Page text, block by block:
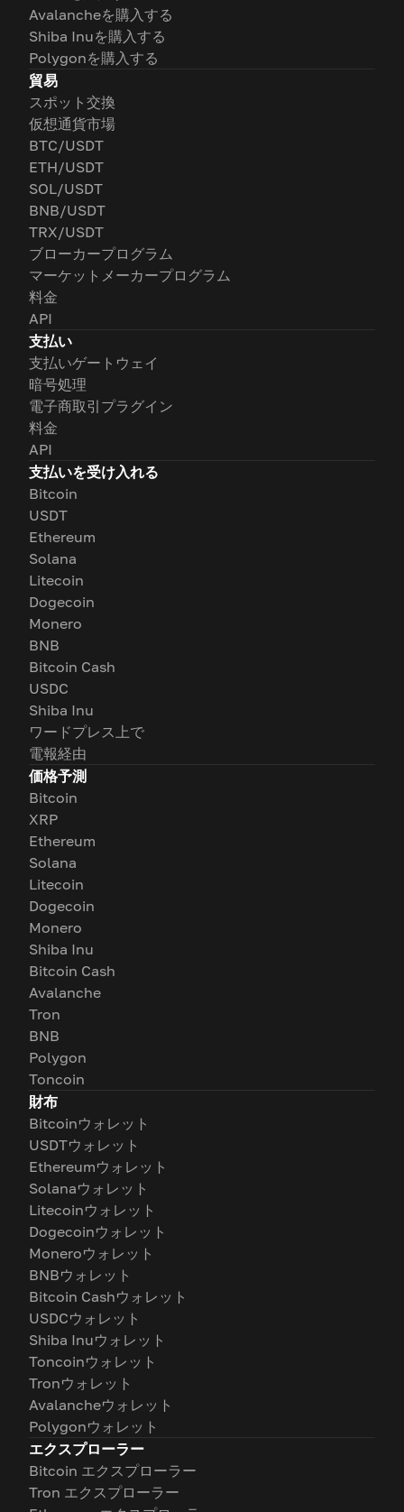
Avalancheを購入する
Shiba Inuを購入する
Polygonを購入する
貿易
スポット交換
仮想通貨市場
BTC/USDT
ETH/USDT
SOL/USDT
BNB/USDT
TRX/USDT
ブローカープログラム
マーケットメーカープログラム
料金
API
支払い
支払いゲートウェイ
暗号処理
電子商取引プラグイン
料金
API
支払いを受け入れる
Bitcoin
USDT
Ethereum
Solana
Litecoin
Dogecoin
Monero
BNB
Bitcoin Cash
USDC
Shiba Inu
ワードプレス上で
電報経由
価格予測
Bitcoin
XRP
Ethereum
Solana
Litecoin
Dogecoin
Monero
Shiba Inu
Bitcoin Cash
Avalanche
Tron
BNB
Polygon
Toncoin
財布
Bitcoinウォレット
USDTウォレット
Ethereumウォレット
Solanaウォレット
Litecoinウォレット
Dogecoinウォレット
Moneroウォレット
BNBウォレット
Bitcoin Cashウォレット
USDCウォレット
Shiba Inuウォレット
Toncoinウォレット
Tronウォレット
Avalancheウォレット
Polygonウォレット
エクスプローラー
Bitcoin エクスプローラー
Tron エクスプローラー